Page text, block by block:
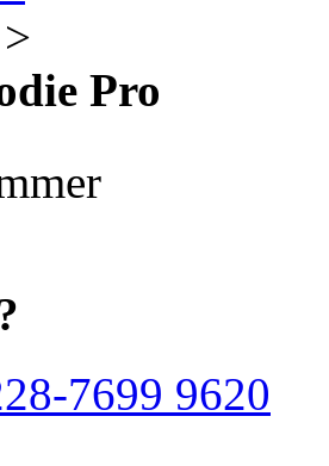
>
Pro
7699 9620